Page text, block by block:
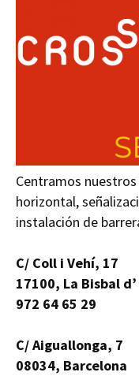
Centramos
horizontal,
instalación de
C/ Coll i Vehí, 17
17100, La Bisbal
972 64 65 29
C/ Aiguallonga, 7
08034, Barcelona